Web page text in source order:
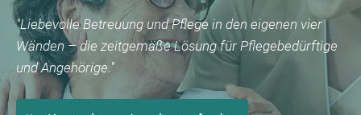
"Liebevolle Betreuung und Pflege in den eigenen vier
Wänden – die zeitgemäße Lösung für Pflegebedürftige
und Angehörige."